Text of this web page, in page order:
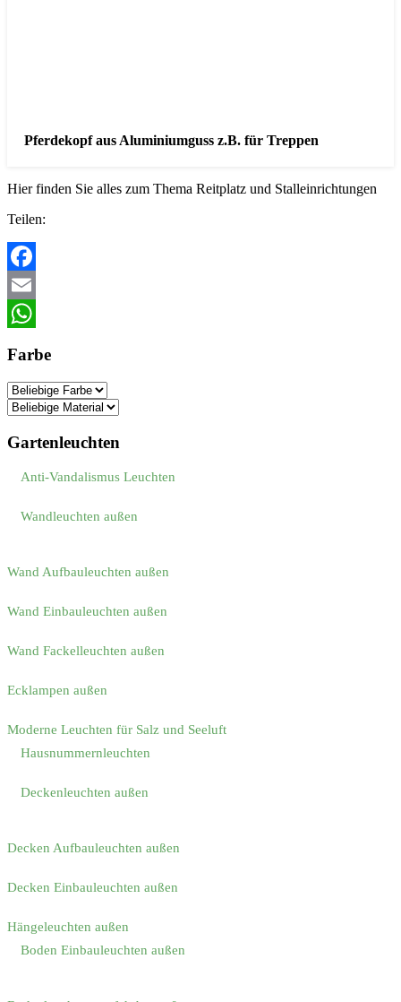
Pferdekopf aus Aluminiumguss z.B. für Treppen
Hier finden Sie alles zum Thema Reitplatz und Stalleinrichtungen
Teilen:
Facebook
Email
Farbe
Gartenleuchten
Anti-Vandalismus Leuchten
Wandleuchten außen
Wand Aufbauleuchten außen
Wand Einbauleuchten außen
Wand Fackelleuchten außen
Ecklampen außen
Moderne Leuchten für Salz und Seeluft
Hausnummernleuchten
Deckenleuchten außen
Decken Aufbauleuchten außen
Decken Einbauleuchten außen
Hängeleuchten außen
Boden Einbauleuchten außen